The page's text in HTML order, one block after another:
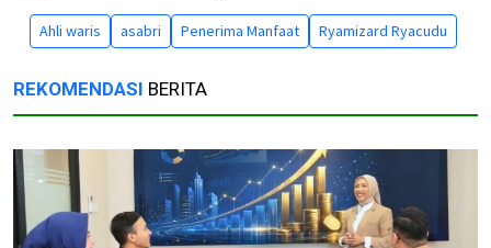
Ahli waris asabri Penerima Manfaat Ryamizard Ryacudu
REKOMENDASI BERITA